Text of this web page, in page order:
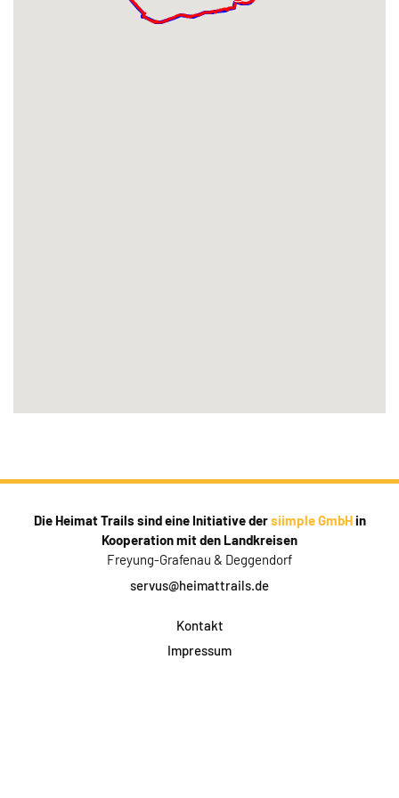
Die Heimat Trails sind eine Initiative dersiimple GmbHin
Kooperation mit den Landkreisen
Freyung-Grafenau & Deggendorf
servus@heimattrails.de
Kontakt
Impressum